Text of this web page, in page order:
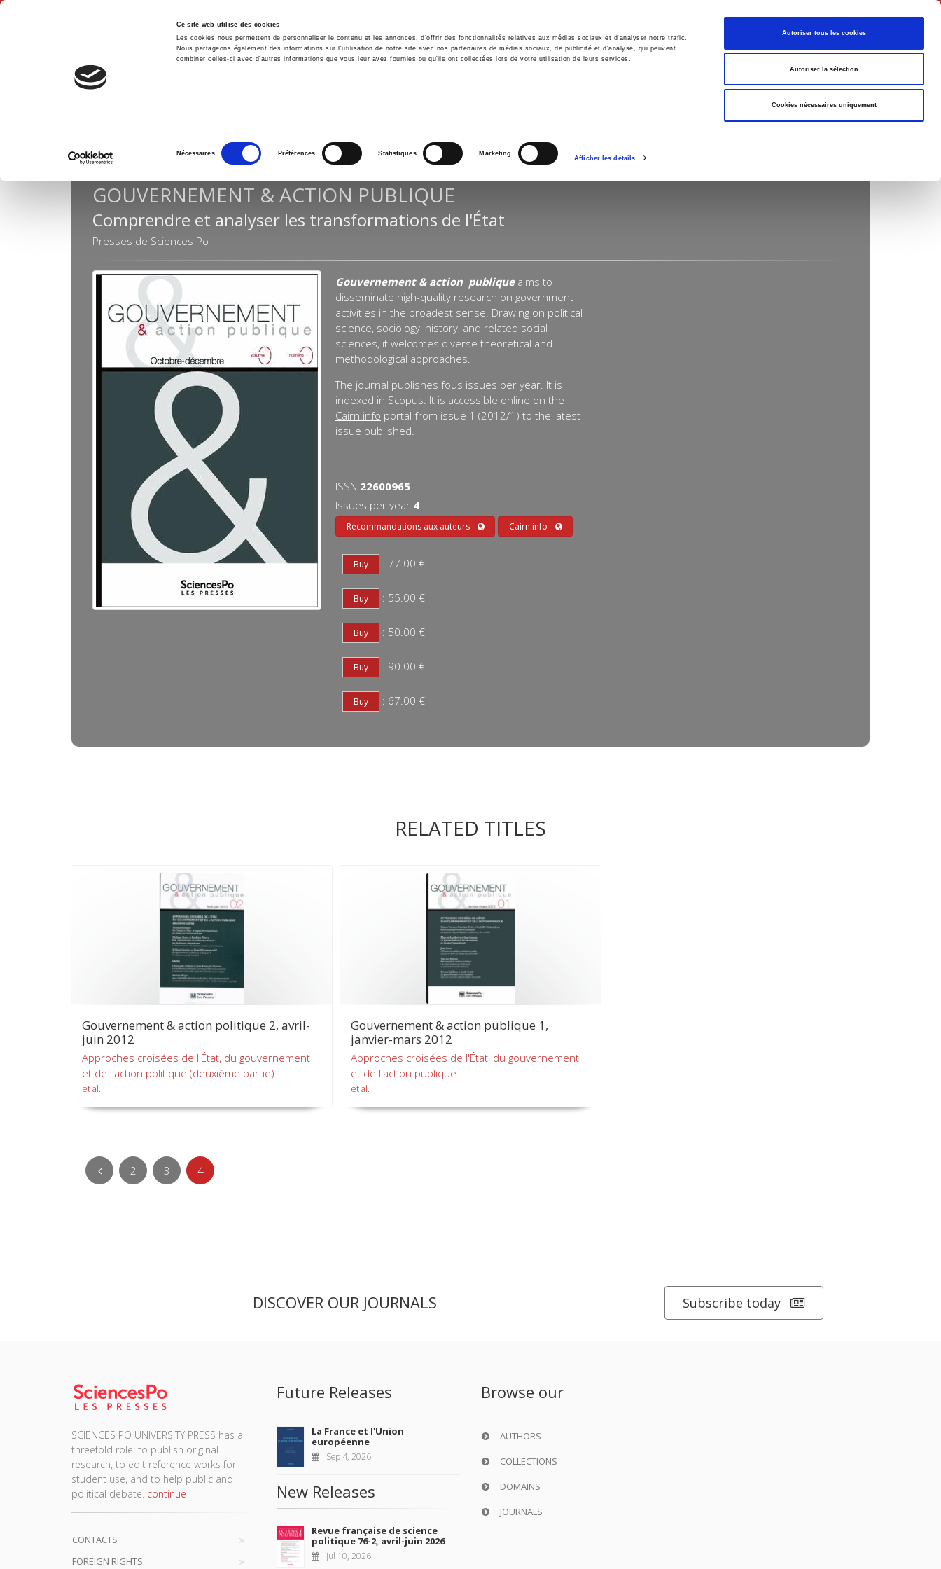
Ce site web utilise des cookies
Les cookies nous permettent de personnaliser le contenu et les annonces, d'offrir des fonctionnalités relatives aux médias sociaux et d'analyser notre trafic.
Nous partageons également des informations sur l'utilisation de notre site avec nos partenaires de médias sociaux, de publicité et d'analyse, qui peuvent
combiner celles-ci avec d'autres informations que vous leur avez fournies ou qu'ils ont collectées lors de votre utilisation de leurs services.
consentement
Nécessaires Préférences Statistiques Marketing
Afficher les détails
Autoriser tous les cookies
Autoriser la sélection
Cookies nécessaires uniquement
English
Home Environment History International Politics
GOUVERNEMENT & ACTION PUBLIQUE
Comprendre et analyser les transformations de l'État
Presses de Sciences Po
Gouvernement & action publiqueaims to
disseminate high-quality research on government
activities in the broadest sense. Drawing on political
science, sociology, history, and related social
sciences, it welcomes diverse theoretical and
methodological approaches.
The journal publishes fous issues per year. It is
indexed in Scopus. It is accessible online on the
Cairn.info portal from issue 1 (2012/1) to the latest
issue published.
ISSN 22600965
Issues per year 4
Recommandations aux auteurs Cairn.info
: 77.00 €
: 55.00 €
: 50.00 €
: 90.00 €
: 67.00 €
RELATED TITLES
Gouvernement & action politique 2, avril-
juin 2012
Approches croisées de l'État, du gouvernement
et de l'action politique (deuxième partie)
et al.
Gouvernement & action publique 1,
janvier-mars 2012
Approches croisées de l'État, du gouvernement
et de l'action publique
et al.
2 3 4
DISCOVER OUR JOURNALS Subscribe today
SCIENCES PO UNIVERSITY PRESS has a
threefold role: to publish original
research, to edit reference works for
student use, and to help public and
political debate. continue
CONTACTS
FOREIGN RIGHTS
Future Releases
La France et l'Union
européenne
Sep 4, 2026
New Releases
Revue française de science
politique 76-2, avril-juin 2026
Jul 10, 2026
Browse our
AUTHORS
COLLECTIONS
DOMAINS
JOURNALS